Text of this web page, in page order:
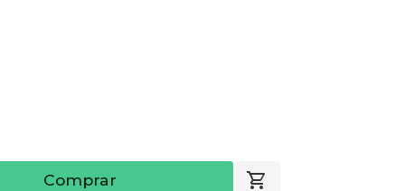
Comprar